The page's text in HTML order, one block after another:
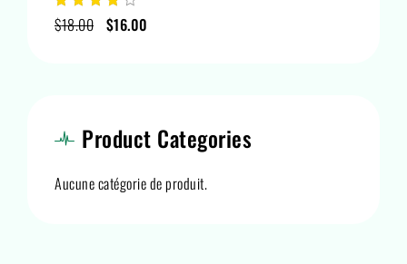
Note4.00
sur 5
$18.00 $16.00
Product Categories
Aucune catégorie de produit.